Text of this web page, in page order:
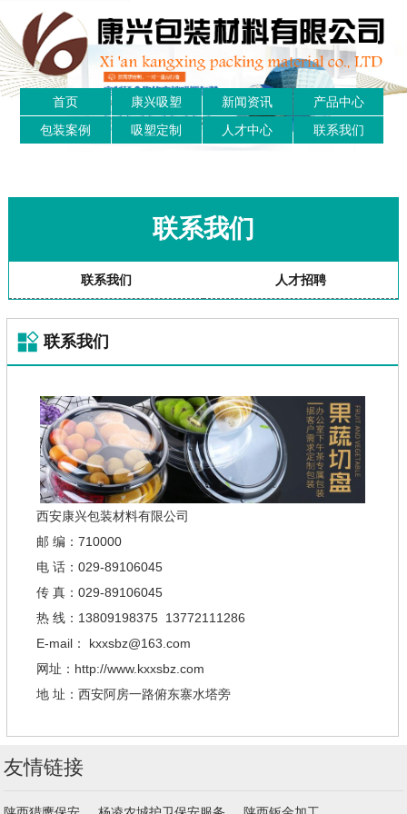
首页 康兴吸塑 新闻资讯
产品中心
包装案例
吸塑定制 人才中心 联系我们
联系我们
联系我们 人才招聘
联系我们
西安康兴包装材料有限公司
邮 编：710000
电 话：029-89106045
传 真：029-89106045
热 线：13809198375 13772111286
E-mail： kxxsbz@163.com
网址：http://www.kxxsbz.com
地 址：西安阿房一路俯东寨水塔旁
友情链接